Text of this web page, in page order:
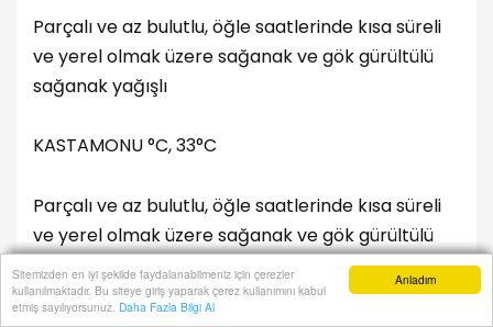
Anladım
Sitemizden en iyi şekilde faydalanabilmeniz için çerezler
kullanılmaktadır. Bu siteye giriş yaparak çerez kullanımını kabul
etmiş sayılıyorsunuz. Daha Fazla Bilgi Al
Parçalı ve az bulutlu, öğle saatlerinde kısa süreli
ve yerel olmak üzere sağanak ve gök gürültülü
sağanak yağışlı
KASTAMONU °C, 33°C
Parçalı ve az bulutlu, öğle saatlerinde kısa süreli
ve yerel olmak üzere sağanak ve gök gürültülü
sağanak yağışlı
Anasayfa Yazarlar Haber Ara